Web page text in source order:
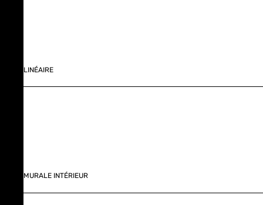
LINÉAIRE
MURALE INTÉRIEUR